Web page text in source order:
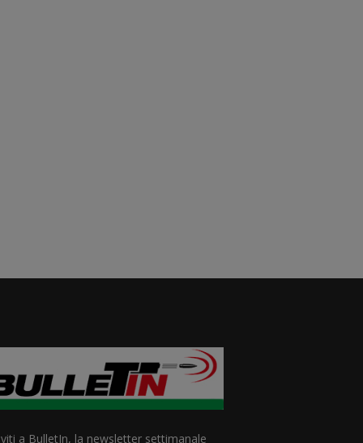
a BulletIn, la newsletter settimanale